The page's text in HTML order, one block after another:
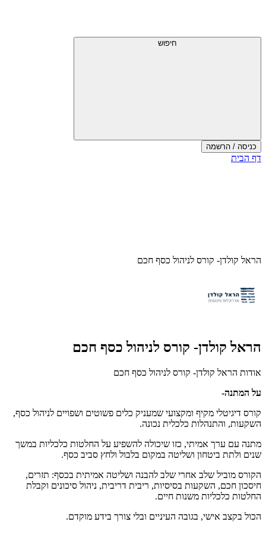
עליון
חיפוש
כניסה / הרשמה
סוף
דף הבית
הראל קולדן- קורס לניהול כסף חכם
הראל קולדן- קורס לניהול כסף חכם
אודות הראל קולדן- קורס לניהול כסף חכם
על המתנה-
קורס דיגיטלי מקיף ומקצועי שמעניק כלים פשוטים ושפויים לניהול כסף,
השקעות, והתנהלות כלכלית נכונה.
מתנה עם ערך אמיתי, כזו שיכולה להשפיע על החלטות כלכליות במשך
שנים ולתת ביטחון ושליטה במקום בלבול ולחץ סביב כסף.
הקורס מוביל שלב אחרי שלב להבנה ושליטה אמיתית בכסף: תזרים,
חיסכון חכם, השקעות בסיסיות, ריבית דריבית, ניהול סיכונים וקבלת
החלטות כלכליות משנות חיים.
הכול בקצב אישי, בגובה העיניים ובלי צורך בידע מוקדם.